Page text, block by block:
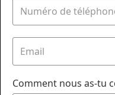
Comment nous as-tu